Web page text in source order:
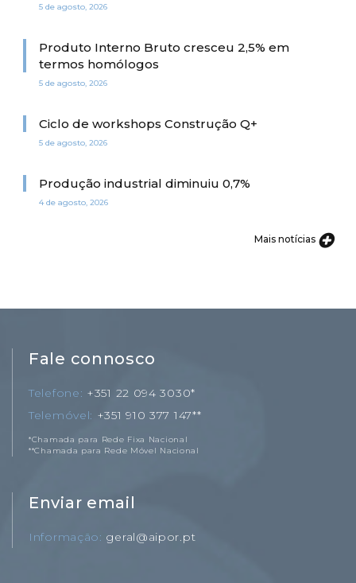
5 de agosto, 2026
Produto Interno Bruto cresceu 2,5% em
termos homólogos
5 de agosto, 2026
Ciclo de workshops Construção Q+
5 de agosto, 2026
Produção industrial diminuiu 0,7%
4 de agosto, 2026
Mais notícias
Fale connosco
Telefone
+351 22 094 3030*
Telemóvel
+351 910 377 147**
*Chamada para Rede Fixa Nacional
**Chamada para Rede Móvel Nacional
Enviar email
Informação geral@aipor.pt